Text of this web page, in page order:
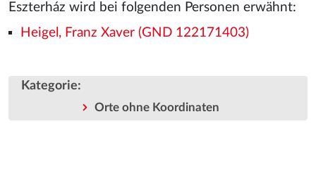
Eszterház wird bei folgenden Personen erwähnt:
Heigel, Franz Xaver (GND 122171403)
Kategorie:
Orte ohne Koordinaten